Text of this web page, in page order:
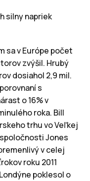
sa v Európe počet
zvýšil. Hrubý
dosiahol 2,9 mil.
s
o 16% v
roka. Bill
trhu vo Veľkej
Jones
v celej
roku 2011
poklesol o